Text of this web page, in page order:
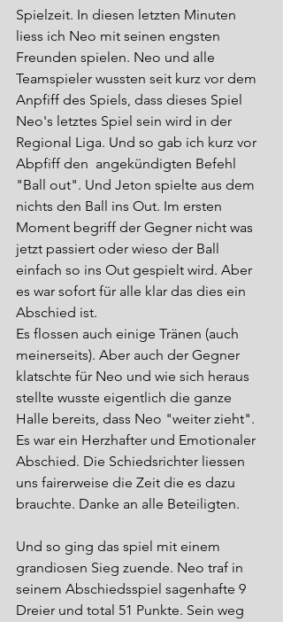
Spielzeit. In diesen letzten Minuten
liess ich Neo mit seinen engsten
Freunden spielen. Neo und alle
Teamspieler wussten seit kurz vor dem
Anpfiff des Spiels, dass dieses Spiel
Neo's letztes Spiel sein wird in der
Regional Liga. Und so gab ich kurz vor
Abpfiff den  angekündigten Befehl
"Ball out". Und Jeton spielte aus dem
nichts den Ball ins Out. Im ersten
Moment begriff der Gegner nicht was
jetzt passiert oder wieso der Ball
einfach so ins Out gespielt wird. Aber
es war sofort für alle klar das dies ein
Abschied ist.
Es flossen auch einige Tränen (auch
meinerseits). Aber auch der Gegner
klatschte für Neo und wie sich heraus
stellte wusste eigentlich die ganze
Halle bereits, dass Neo "weiter zieht".
Es war ein Herzhafter und Emotionaler
Abschied. Die Schiedsrichter liessen
uns fairerweise die Zeit die es dazu
brauchte. Danke an alle Beteiligten.
Und so ging das spiel mit einem
grandiosen Sieg zuende. Neo traf in
seinem Abschiedsspiel sagenhafte 9
Dreier und total 51 Punkte. Sein weg